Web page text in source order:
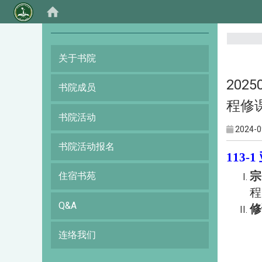
关于书院
书院成员
书院活动
书院活动报名
住宿书苑
Q&A
连络我们
程修
2024-
113-1